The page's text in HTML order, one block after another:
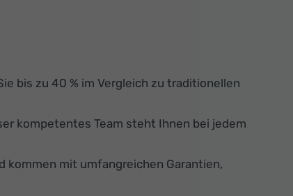
bis zu 40 % im Vergleich zu traditionellen
kompetentes Team steht Ihnen bei jedem
kommen mit umfangreichen Garantien,